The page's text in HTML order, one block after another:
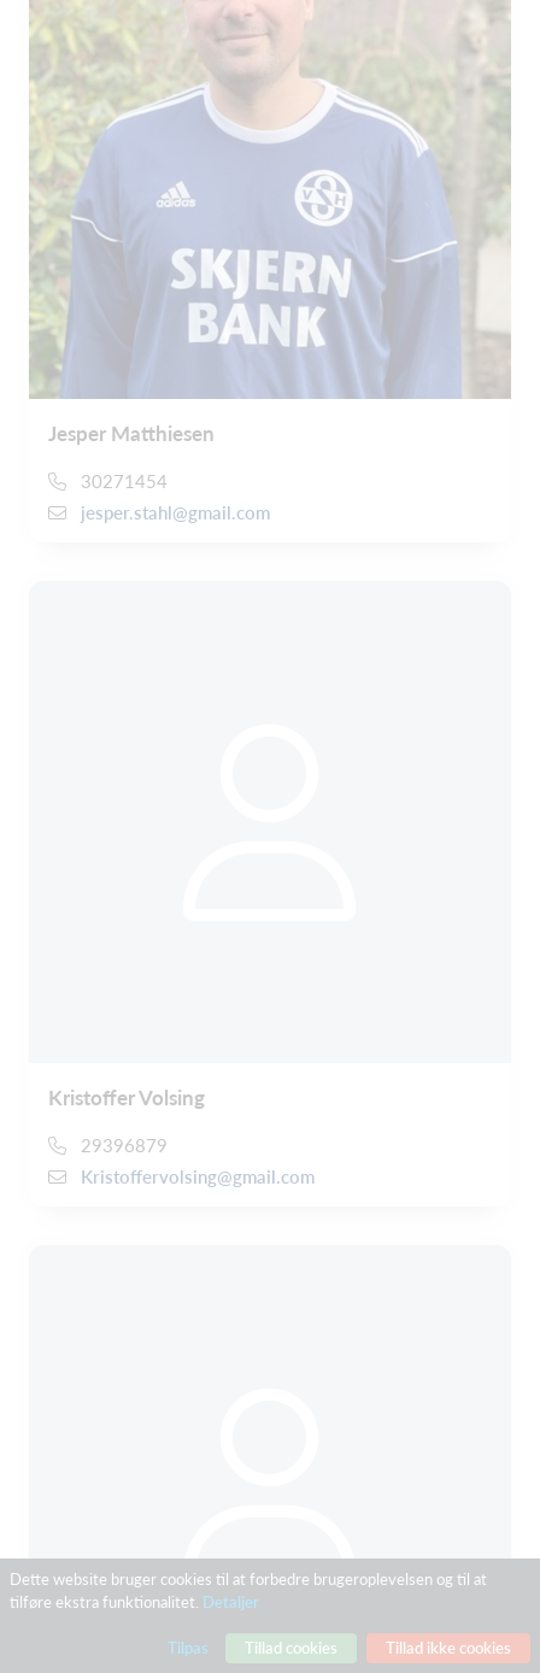
Jesper Matthiesen
30271454
jesper.stahl@gmail.com
Kristoffer Volsing
29396879
Kristoffervolsing@gmail.com
Dette website bruger cookies til at forbedre brugeroplevelsen og til at
tilføre ekstra funktionalitet. Detaljer
Tillad ikke cookies
Tillad cookies
Tilpas